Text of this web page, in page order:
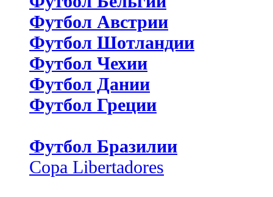
Футбол Австрии
Футбол Шотландии
Футбол Чехии
Футбол Дании
Футбол Греции
Футбол Бразилии
Copa Libertadores